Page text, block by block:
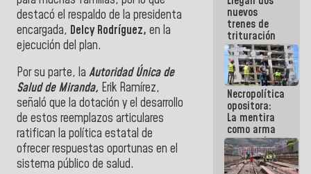
destacó el respaldo de la presidenta
encargada, Delcy Rodríguez, en la
ejecución del plan.
Por su parte, la Autoridad Única de
Salud de Miranda, Erik Ramírez,
señaló que la dotación y el desarrollo
de estos reemplazos articulares
ratifican la política estatal de
ofrecer respuestas oportunas en el
sistema público de salud.
embarrarla
nuevos
trenes de
trituración
para
optimizar
manejo de
escombros
en La Guaira
Necropolítica
opositora:
La mentira
como arma
contra el
Pueblo